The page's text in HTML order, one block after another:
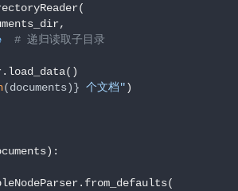
# 递归读取子目录
(documents)} 个文档")
):